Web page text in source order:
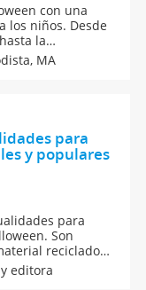
con una
los niños. Desde
la
a entender
a lo largo del
MA
para
y populares
para
Son
reciclado,
la familia.
y hasta
editora